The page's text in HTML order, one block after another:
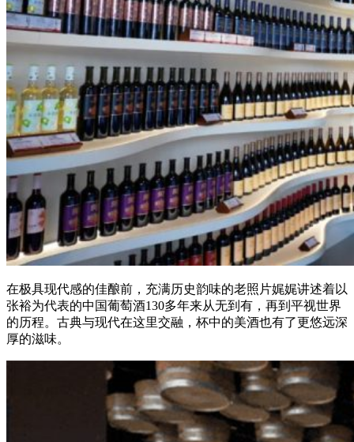
在极具现代感的佳酿前，充满历史韵味的老照片娓娓讲述着以
张裕为代表的中国葡萄酒130多年来从无到有，再到平视世界
的历程。古典与现代在这里交融，杯中的美酒也有了更悠远深
厚的滋味。